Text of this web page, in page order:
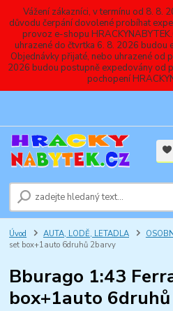
Vážení zákazníci, v termínu od 8. 8.
důvodu čerpání dovolené probíhat
provoz e-shopu
uhrazené do čtvrtka 6. 8. 2026 budou
Objednávky přijaté, nebo uhrazené od
2026 budou postupně expedovány od
pochopení
Úvod AUTA, LODĚ, LETADLA
set box+1auto 6druhů 2barvy
Bburago 1:43
box+1auto